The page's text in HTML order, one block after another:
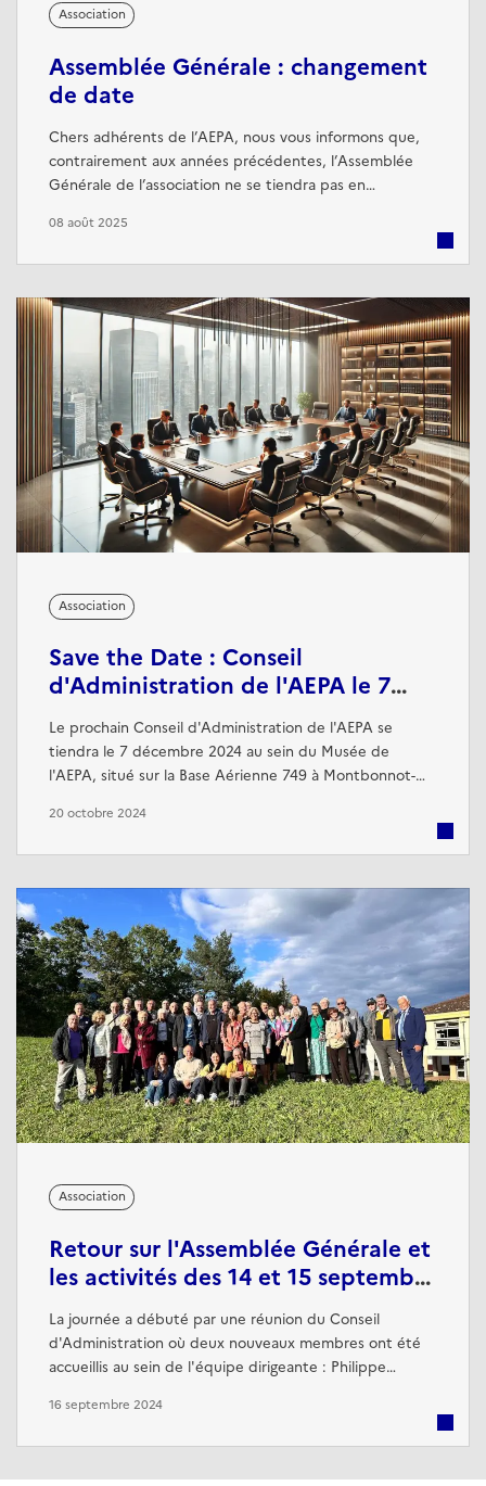
Association
Assemblée Générale : changement
de date
Chers adhérents de l’AEPA, nous vous informons que,
contrairement aux années précédentes, l’Assemblée
Générale de l’association ne se tiendra pas en
impératifs d’organisation que nous tenons à anticiper
prochainement, accompagnée de toutes les ...
08 août 2025
Association
Save the Date : Conseil
d'Administration de l'AEPA le 7
décembre 2024
Le prochain Conseil d'Administration de l'AEPA se
tiendra le 7 décembre 2024 au sein du Musée de
l'AEPA, situé sur la Base Aérienne 749 à Montbonnot-
membres du Conseil d'examiner les projets en cours,
20 octobre 2024
Association
Retour sur l'Assemblée Générale et
les activités des 14 et 15 septembre
2024
La journée a débuté par une réunion du Conseil
d'Administration où deux nouveaux membres ont été
accueillis au sein de l'équipe dirigeante : Philippe
à Jean-Pierre Forsans. Une nouvelle adresse e-mail
16 septembre 2024